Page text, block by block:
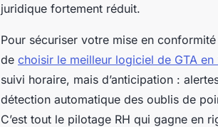
juridique fortement réduit.
Pour sécuriser votre mise en
de choisir le meilleur logiciel de GTA en
suivi horaire, mais d’anticipation :
détection automatique des oublis de
C’est tout le pilotage RH qui gagne en